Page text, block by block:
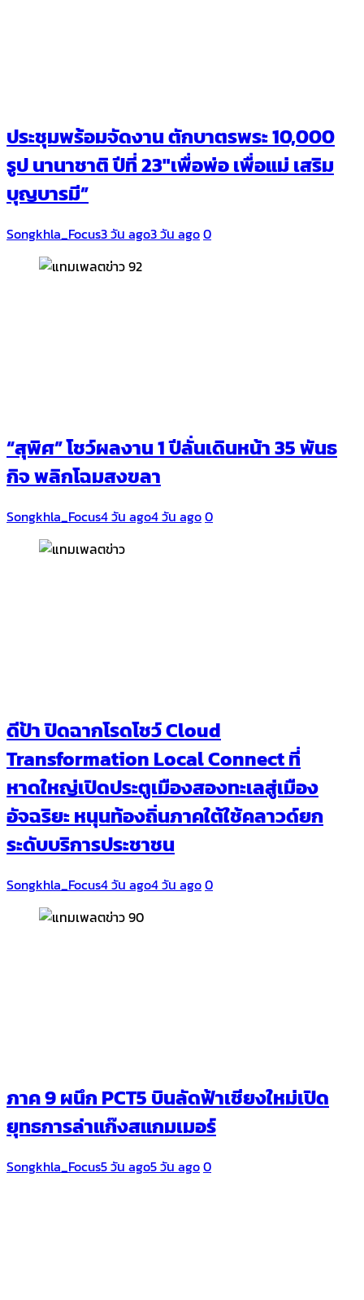
ประชุมพร้อมจัดงาน ตักบาตรพระ 10,000
รูป นานาชาติ ปีที่ 23″เพื่อพ่อ เพื่อแม่ เสริม
บุญบารมี”
Songkhla_Focus3 วัน ago3 วัน ago0
“สุพิศ” โชว์ผลงาน 1 ปีลั่นเดินหน้า 35 พันธ
กิจ พลิกโฉมสงขลา
Songkhla_Focus4 วัน ago4 วัน ago0
ดีป้า ปิดฉากโรดโชว์ Cloud
Transformation Local Connect ที่
หาดใหญ่เปิดประตูเมืองสองทะเลสู่เมือง
อัจฉริยะ หนุนท้องถิ่นภาคใต้ใช้คลาวด์ยก
ระดับบริการประชาชน
Songkhla_Focus4 วัน ago4 วัน ago0
ภาค 9 ผนึก PCT5 บินลัดฟ้าเชียงใหม่เปิด
ยุทธการล่าแก๊งสแกมเมอร์
Songkhla_Focus5 วัน ago5 วัน ago0